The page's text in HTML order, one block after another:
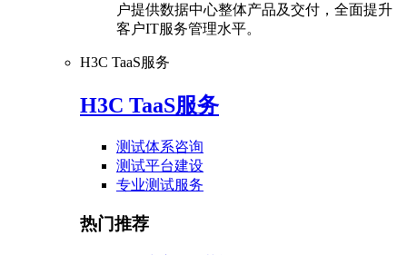
户提供数据中心整体产品及交付，全面提升
客户IT服务管理水平。
H3C TaaS服务
H3C TaaS服务
测试体系咨询
测试平台建设
专业测试服务
热门推荐